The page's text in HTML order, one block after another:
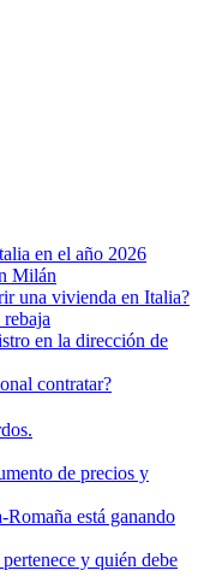
en el año 2026
Milán
una vivienda en Italia?
en la dirección de
contratar?
de precios y
está ganando
y quién debe